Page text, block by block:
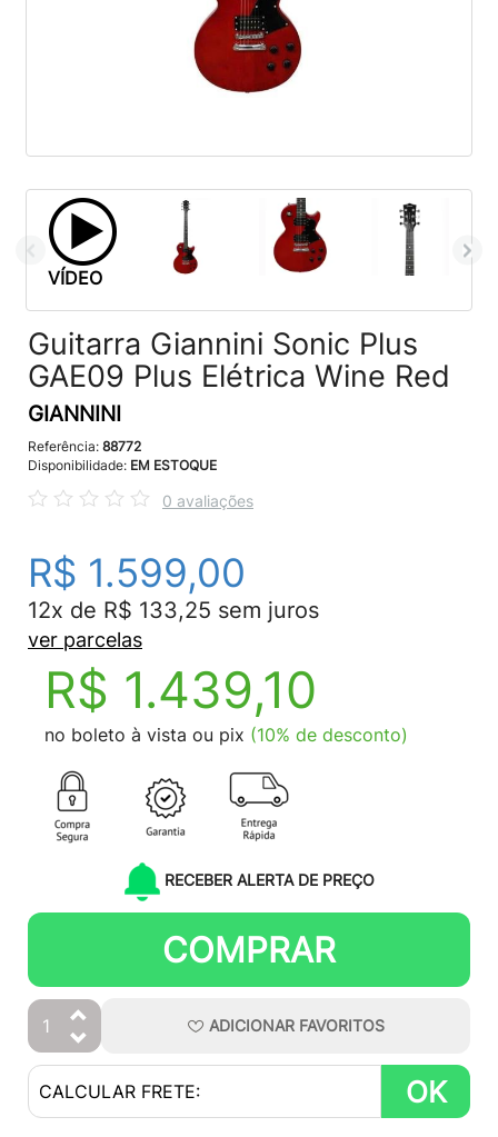
VÍDEO
Guitarra Giannini Sonic Plus
GAE09 Plus Elétrica Wine Red
GIANNINI
Referência: 88772
Disponibilidade: EM ESTOQUE
0 avaliações
R$ 1.599,00
12x de R$ 133,25 sem juros
ver parcelas
R$ 1.439,10
no boleto à vista ou pix (10% de desconto)
RECEBER ALERTA DE PREÇO
COMPRAR
ADICIONAR FAVORITOS
OK